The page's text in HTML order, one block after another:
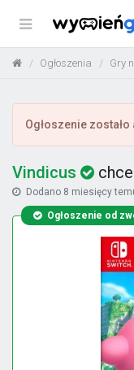
Menu
Ogłoszenia Gry
Ogłoszenie zostało
Vindicus
Dodano 8 miesięcy
Ogłoszenie od